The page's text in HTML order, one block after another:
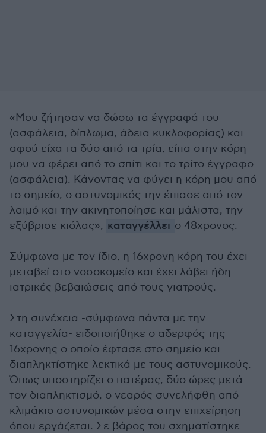
«Μου ζήτησαν να δώσω τα έγγραφά του
(ασφάλεια, δίπλωμα, άδεια κυκλοφορίας) και
αφού είχα τα δύο από τα τρία, είπα στην κόρη
μου να φέρει από το σπίτι και το τρίτο έγγραφο
(ασφάλεια). Κάνοντας να φύγει η κόρη μου από
το σημείο, ο αστυνομικός την έπιασε από τον
λαιμό και την ακινητοποίησε και μάλιστα, την
εξύβρισε κιόλας», καταγγέλλει ο 48χρονος.
Σύμφωνα με τον ίδιο, η 16χρονη κόρη του έχει
μεταβεί στο νοσοκομείο και έχει λάβει ήδη
ιατρικές βεβαιώσεις από τους γιατρούς.
Στη συνέχεια -σύμφωνα πάντα με την
καταγγελία- ειδοποιήθηκε ο αδερφός της
16χρονης ο οποίο έφτασε στο σημείο και
διαπληκτίστηκε λεκτικά με τους αστυνομικούς.
Όπως υποστηρίζει ο πατέρας, δύο ώρες μετά
τον διαπληκτισμό, ο νεαρός συνελήφθη από
κλιμάκιο αστυνομικών μέσα στην επιχείρηση
όπου εργάζεται. Σε βάρος του σχηματίστηκε